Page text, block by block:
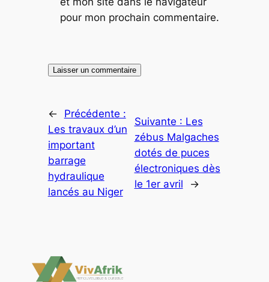
pour mon prochain commentaire.
←
Précédente :
Les travaux d’un
important
barrage
hydraulique
lancés au Niger
Suivante : Les
zébus Malgaches
dotés de puces
électroniques dès
le 1er avril
→